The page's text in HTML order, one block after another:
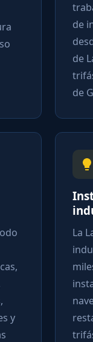
de
de
de
y
La